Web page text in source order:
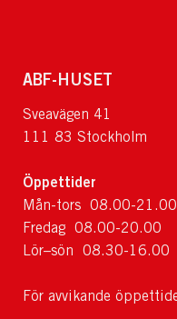
ABF-HUSET
Sveavägen 41
111 83 Stockholm
Öppettider
Mån-tors 08.00-21.00
Fredag 08.00-20.00
Lör–sön 08.30-16.00
För avvikande